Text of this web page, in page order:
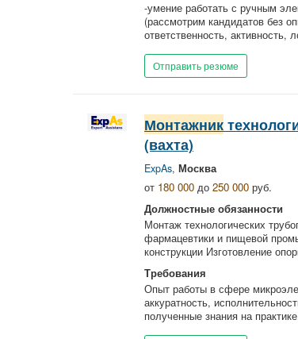
-умение работать с ручным
(рассмотрим кандидатов без
ответственность, активность,
Отправить резюме
Монтажник
(вахта)
ExpAs, Москва
от 180 000 до 250 000 руб.
Должностные обязанности
Монтаж технологических
фармацевтики и пищевой
конструкции Изготовление
Требования
Опыт работы в сфере
аккуратность,
полученные знания на